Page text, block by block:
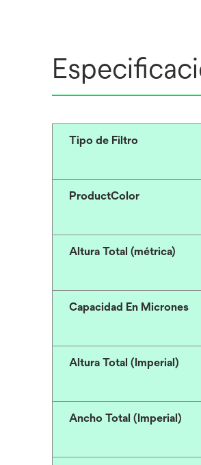
Tipo de Filtro
ProductColor
Altura Total (métrica)
Capacidad En Micrones
Altura Total (Imperial)
Ancho Total (Imperial)